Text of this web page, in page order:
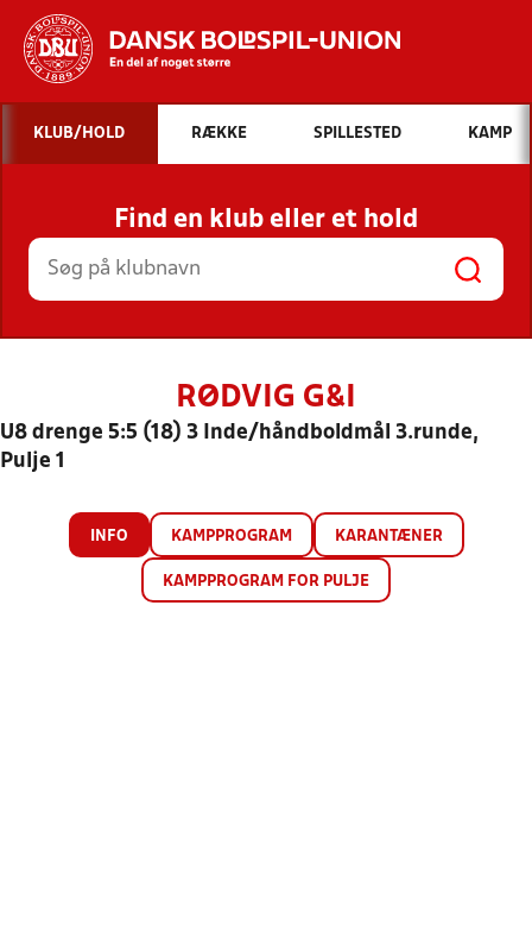
Hvad vil du søge efter?
INDHOLD OG NYHEDER
STILLINGER, RESULTATER, KLUBBER OG
HOLD
KLUB/HOLD RÆKKE SPILLESTED KAMP
Find en klub eller et hold
RØDVIG G&I
U8 drenge 5:5 (18) 3 Inde/håndboldmål 3.runde,
Pulje 1
INFO KAMPPROGRAM KARANTÆNER
KAMPPROGRAM FOR PULJE